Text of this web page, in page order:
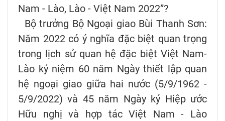
Nam - Lào, Lào - Việt Nam 2022”?
Bộ trưởng Bộ Ngoại giao Bùi Thanh Sơn:
Năm 2022 có ý nghĩa đặc biệt quan trọng
trong lịch sử quan hệ đặc biệt Việt Nam-
Lào kỷ niệm 60 năm Ngày thiết lập quan
hệ ngoại giao giữa hai nước (5/9/1962 -
5/9/2022) và 45 năm Ngày ký Hiệp ước
Hữu nghị và hợp tác Việt Nam - Lào